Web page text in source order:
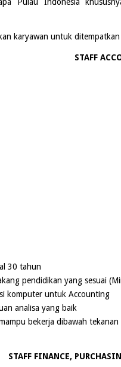
karyawan untuk
STAFF
30 tahun
pendidikan yang sesuai
komputer untuk Accounting
analisa yang baik
bekerja dibawah tekanan
STAFF FINANCE,